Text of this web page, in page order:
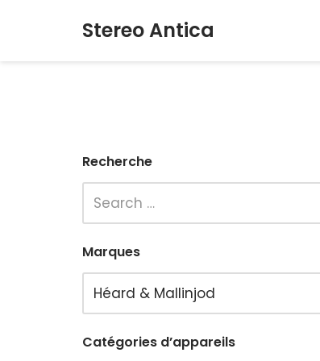
Stereo Antica
Recherche
Marques
Catégories d’appareils